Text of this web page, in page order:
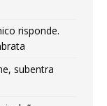
risponde.
subentra